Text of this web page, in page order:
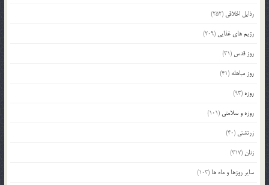
رذایل اخلاقی (252)
رژیم های غذایی (209)
روز قدس (31)
روز مباهله (41)
روزه (93)
روزه و سلامتی (101)
زرتشتی (40)
زنان(317)
سایر روزها و ماه ها (103)